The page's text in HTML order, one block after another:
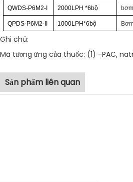
QWDS-P6M2-I 2000LPH *6bộ
QPDS-P6M2-II 1000LPH*6bộ
Ghi chú:
Mã tương ứng của thuốc: (1) -PAC,
Sản phẩm liên quan